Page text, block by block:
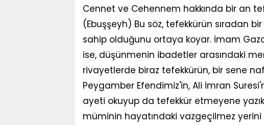
Cennet ve Cehennem hakkında bir an
(Ebuşşeyh) Bu söz, tefekkürün sıradan
sahip olduğunu ortaya koyar. İmam
ise, düşünmenin ibadetler arasındaki
rivayetlerde biraz tefekkürün, bir sene
Peygamber Efendimiz'in, Ali İmran
ayeti okuyup da tefekkür etmeyene
müminin hayatındaki vazgeçilmez